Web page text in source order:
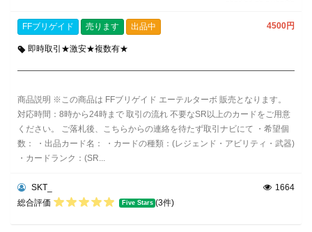
FFブリゲイド 売ります 出品中 4500円
即時取引★激安★複数有★
商品説明 ※この商品は FFブリゲイド エーテルターボ 販売となります。
対応時間：8時から24時まで 取引の流れ 不要なSR以上のカードをご用意
ください。 ご落札後、こちらからの連絡を待たず取引ナビにて ・希望個
数： ・出品カード名： ・カードの種類：(レジェンド・アビリティ・武器)
・カードランク：(SR...
SKT_
総合評価
Five Stars (3件)
1664